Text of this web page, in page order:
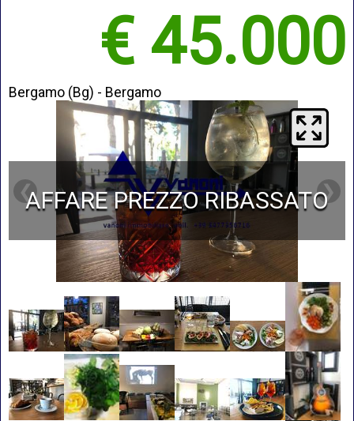
€ 45.000
Bergamo (Bg) - Bergamo
❮ ❯
AFFARE PREZZO RIBASSATO